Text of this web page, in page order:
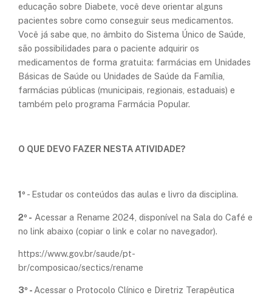
educação sobre Diabete, você deve orientar alguns
pacientes sobre como conseguir seus medicamentos.
Você já sabe que, no âmbito do Sistema Único de Saúde,
são possibilidades para o paciente adquirir os
medicamentos de forma gratuita: farmácias em Unidades
Básicas de Saúde ou Unidades de Saúde da Família,
farmácias públicas (municipais, regionais, estaduais) e
também pelo programa Farmácia Popular.
O QUE DEVO FAZER NESTA ATIVIDADE?
1º - Estudar os conteúdos das aulas e livro da disciplina.
2º - Acessar a Rename 2024, disponível na Sala do Café e
no link abaixo (copiar o link e colar no navegador).
https://www.gov.br/saude/pt-
br/composicao/sectics/rename
3º -Acessar o Protocolo Clínico e Diretriz Terapêutica